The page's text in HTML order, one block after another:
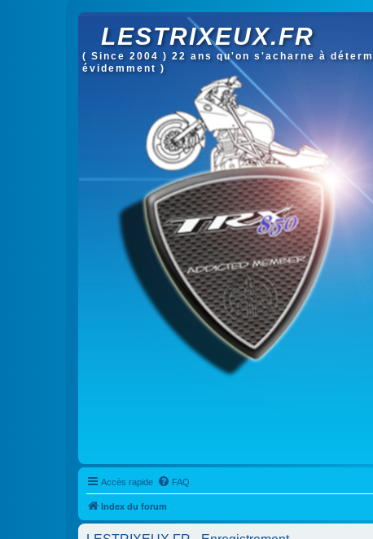
LESTRIXEUX.FR
( Since 2004 ) 22 ans qu'on s'acharne à
évidemment )
Accès rapide FAQ
Index du forum